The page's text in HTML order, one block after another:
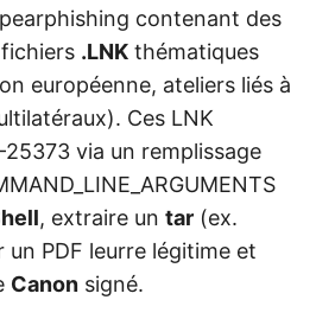
contenant des
.LNK thématiques
européenne, ateliers liés à
Ces LNK
via un remplissage
, extraire un tar (ex.
PDF leurre légitime et
Canon signé.